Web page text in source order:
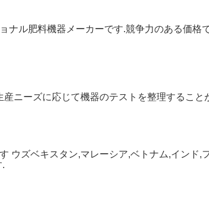
ル肥料機器メーカーです.競争力のある価格
ニーズに応じて機器のテストを整理すること
ウズベキスタン,マレーシア,ベトナム,インド,
.